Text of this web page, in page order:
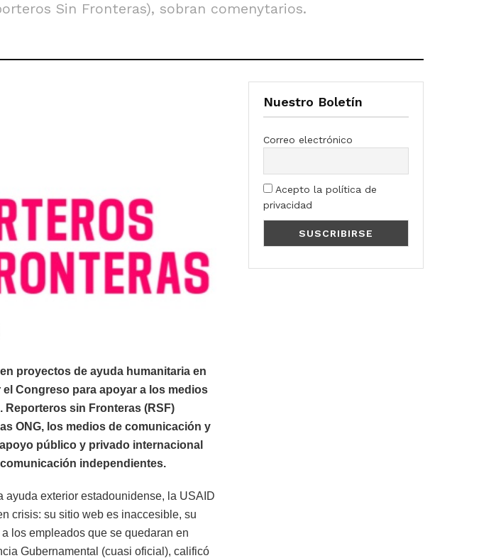
Sin Fronteras), sobran comenytarios.
proyectos de ayuda humanitaria en
Congreso para apoyar a los medios
sin Fronteras (RSF)
ONG, los medios de comunicación y
público y privado internacional
independientes.
exterior estadounidense, la USAID
crisis: su sitio web es inaccesible, su
los empleados que se quedaran en
Gubernamental (cuasi oficial), calificó
Nuestro Boletín
Correo electrónico
Acepto la política de
privacidad